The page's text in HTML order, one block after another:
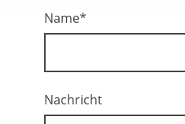
Name*
Nachricht